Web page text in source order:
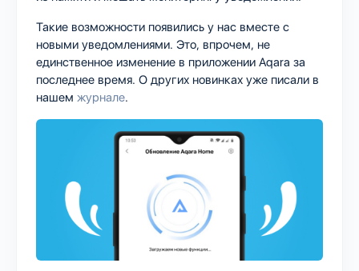
Такие возможности появились у нас вместе с
новыми уведомлениями. Это, впрочем, не
единственное изменение в приложении Aqara за
последнее время. О других новинках уже писали в
нашем журнале.